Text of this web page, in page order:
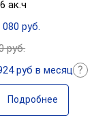
ак.ч
руб.
руб.
руб в месяц
Подробнее